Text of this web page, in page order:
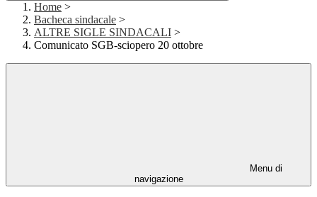
Home >
Bacheca sindacale >
ALTRE SIGLE SINDACALI >
Comunicato SGB-sciopero 20 ottobre
Menu di
navigazione